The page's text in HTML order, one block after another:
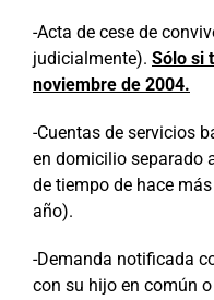
-Acta de cese de
judicialmente). Sólo si
noviembre de 2004.
-Cuentas de servicios
en domicilio separado
de tiempo de hace
año).
-Demanda notificada
con su hijo en común